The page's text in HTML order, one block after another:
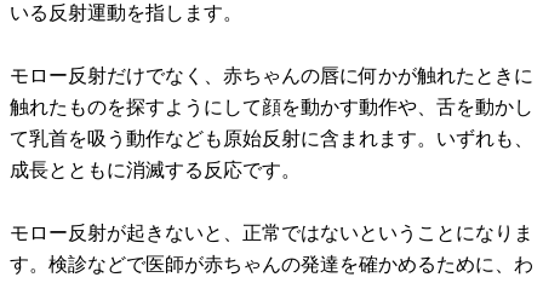
いる反射運動を指します。
モロー反射だけでなく、赤ちゃんの唇に何かが触れたときに
触れたものを探すようにして顔を動かす動作や、舌を動かし
て乳首を吸う動作なども原始反射に含まれます。いずれも、
成長とともに消滅する反応です。
モロー反射が起きないと、正常ではないということになりま
す。検診などで医師が赤ちゃんの発達を確かめるために、わ